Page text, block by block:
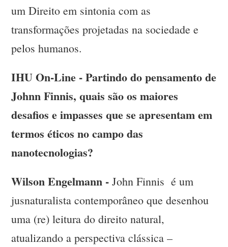
um Direito em sintonia com as
transformações projetadas na sociedade e
pelos humanos.
IHU On-Line - Partindo do pensamento de
Johnn Finnis, quais são os maiores
desafios e impasses que se apresentam em
termos éticos no campo das
nanotecnologias?
Wilson Engelmann -John Finnis é um
jusnaturalista contemporâneo que desenhou
uma (re) leitura do direito natural,
atualizando a perspectiva clássica –